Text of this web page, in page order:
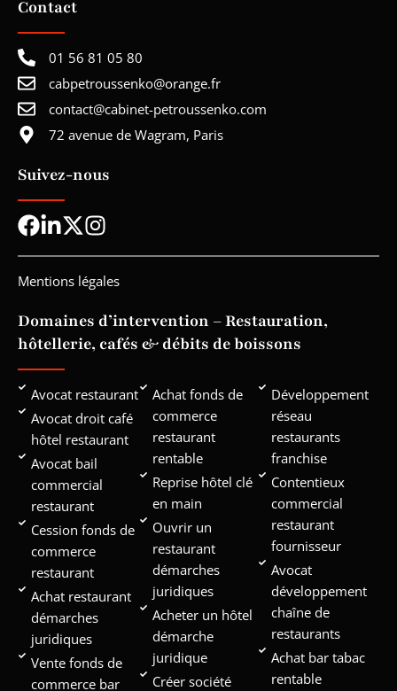
Contact
01 56 81 05 80
cabpetroussenko@orange.fr
contact@cabinet-petroussenko.com
72 avenue de Wagram, Paris
Suivez-nous
Mentions légales
Domaines d’intervention – Restauration,
hôtellerie, cafés & débits de boissons
Avocat restaurant
Avocat droit café
hôtel restaurant
Avocat bail
commercial
restaurant
Cession fonds de
commerce
restaurant
Achat restaurant
démarches
juridiques
Vente fonds de
commerce bar
Achat fonds de
commerce
restaurant
rentable
Reprise hôtel clé
en main
Ouvrir un
restaurant
démarches
juridiques
Acheter un hôtel
démarche
juridique
Créer société
Développement
réseau
restaurants
franchise
Contentieux
commercial
restaurant
fournisseur
Avocat
développement
chaîne de
restaurants
Achat bar tabac
rentable